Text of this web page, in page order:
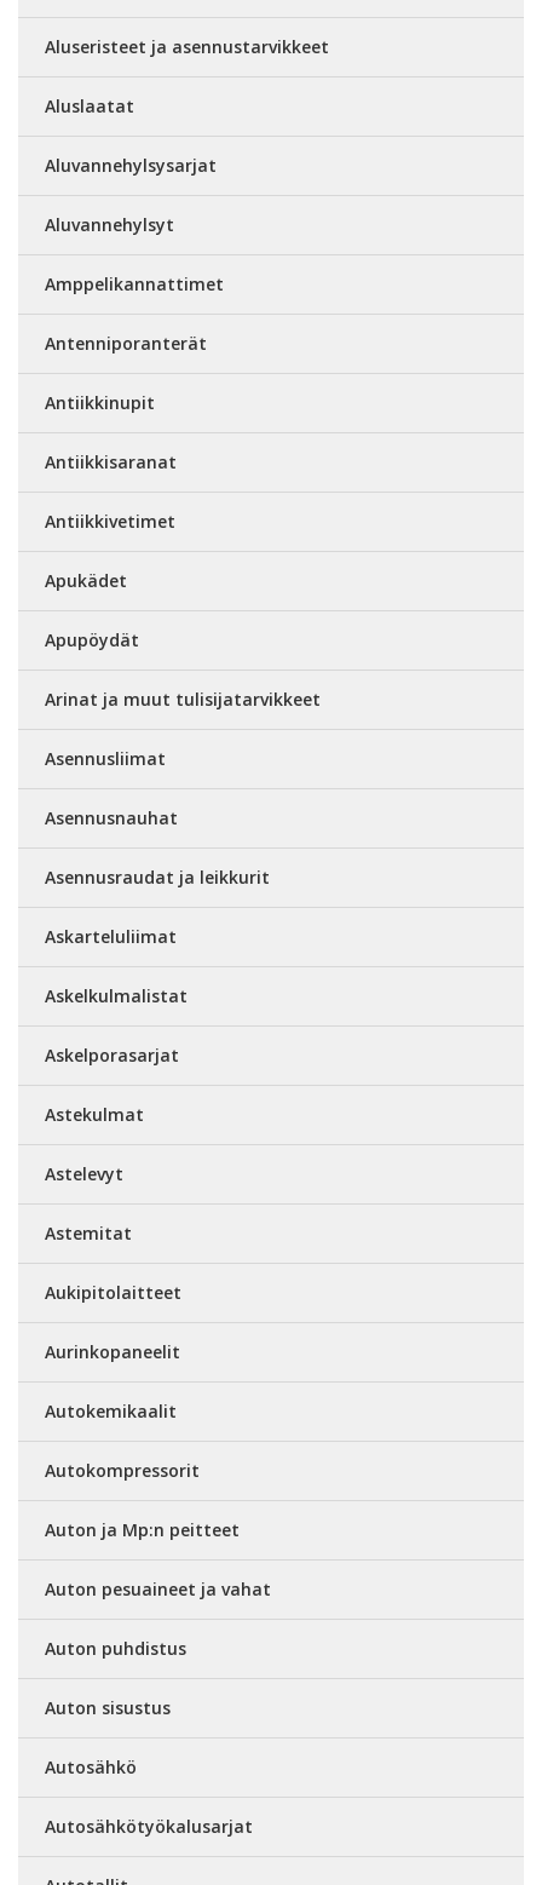
Aluseristeet ja asennustarvikkeet
Aluslaatat
Aluvannehylsysarjat
Aluvannehylsyt
Amppelikannattimet
Antenniporanterät
Antiikkinupit
Antiikkisaranat
Antiikkivetimet
Apukädet
Apupöydät
Arinat ja muut tulisijatarvikkeet
Asennusliimat
Asennusnauhat
Asennusraudat ja leikkurit
Askarteluliimat
Askelkulmalistat
Askelporasarjat
Astekulmat
Astelevyt
Astemitat
Aukipitolaitteet
Aurinkopaneelit
Autokemikaalit
Autokompressorit
Auton ja Mp:n peitteet
Auton pesuaineet ja vahat
Auton puhdistus
Auton sisustus
Autosähkö
Autosähkötyökalusarjat